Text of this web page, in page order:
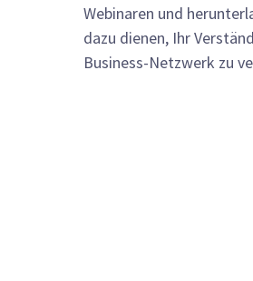
Webinaren und
dazu dienen, Ihr
Business-Netzwerk zu